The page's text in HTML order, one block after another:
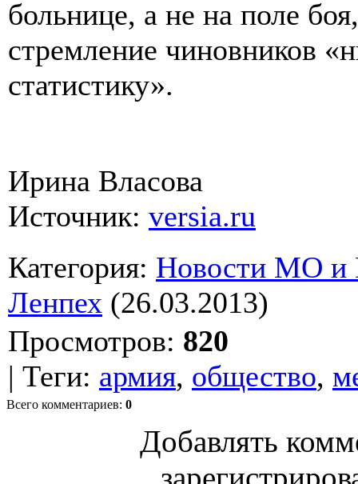
больнице, а не на поле
стремление чиновников
статистику».
Ирина Власова
Источник: versia.ru
Категория: Новости МО
Ленпех (26.03.2013)
Просмотров: 820
| Теги: армия, общество,
Всего комментариев: 0
Добавлять